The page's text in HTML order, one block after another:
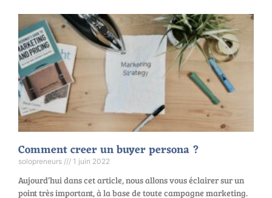
Comment creer un buyer persona ?
solopreneurs 1 juin 2022
Aujourd’hui dans cet article, nous allons vous éclairer sur un
point très important, à la base de toute campagne marketing.